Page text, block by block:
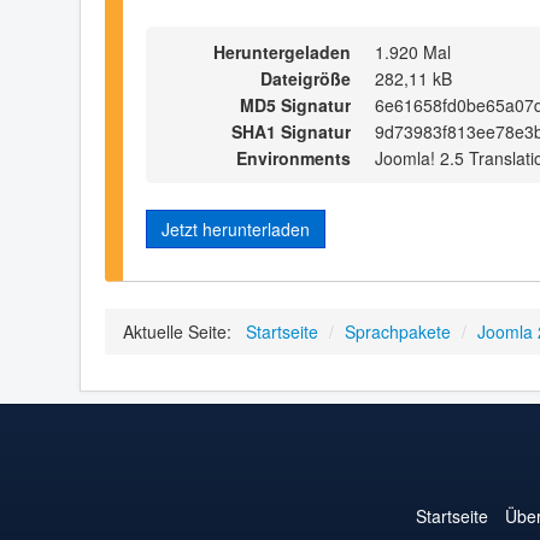
Heruntergeladen
1.920 Mal
Dateigröße
282,11 kB
MD5 Signatur
SHA1 Signatur
Environments
Joomla! 2.5
Jetzt herunterladen
Aktuelle Seite: Startseite / Sprachpakete / Joomla
Startseite